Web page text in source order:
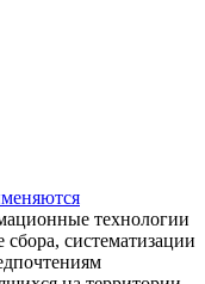
технологии
систематизации